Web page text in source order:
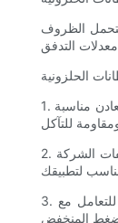
الظروف
1. المواد: عند اختيار بطانة حلزونية لنظام المضخة الخاص بك، من المهم مراعاة المادة التي تناسب تطبيقك بشكل أفضل. تعتبر بطانات المطاط مثالية للتعامل مع السوائل الكاشطة، في حين أن بطانات المعادن مناسبة
2. الحجم: يجب اختيار حجم بطانة الحلزون بناءً على معدل التدفق ومتطلبات الضغط لنظام المضخة. إن بطانة الحلزون ذات الحجم المناسب ستضمن تدفقًا سلسًا وأداءً مثاليًا. من المهم جدًا استشارة مواصفات الشركة
3. التصميم: تأتي بطانات الحلزونية بتصميمات مختلفة، بما في ذلك المغلقة، وشبه المفتوحة، والمفتوحة. سيؤثر تصميم بطانة الحلزون على كفاءة وأداء نظام المضخة. تعتبر البطانات المغلقة هي الأفضل للتعامل مع